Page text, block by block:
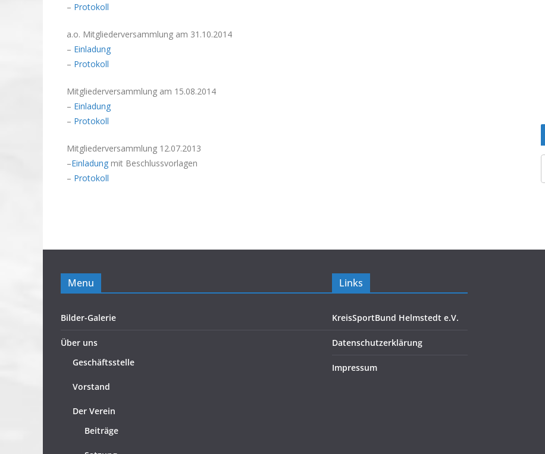
– Protokoll
a.o. Mitgliederversammlung am 31.10.2014
– Einladung
– Protokoll
Mitgliederversammlung am 15.08.2014
– Einladung
– Protokoll
Mitgliederversammlung 12.07.2013
–Einladung mit Beschlussvorlagen
– Protokoll
Menu
Bilder-Galerie
Über uns
Geschäftsstelle
Vorstand
Der Verein
Beiträge
Links
KreisSportBund Helmstedt e.V.
Datenschutzerklärung
Impressum